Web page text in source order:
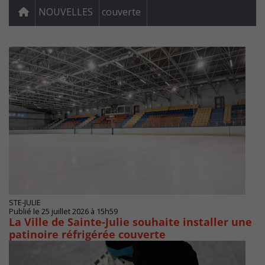
NOUVELLES couverte
STE-JULIE
Publié le 25 juillet 2026 à 15h59
La Ville de Sainte-Julie souhaite installer une
patinoire réfrigérée couverte